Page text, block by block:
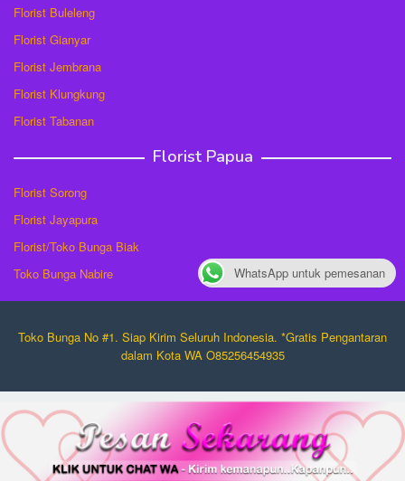
Florist Buleleng
Florist Gianyar
Florist Jembrana
Florist Klungkung
Florist Tabanan
Florist Papua
Florist Sorong
Florist Jayapura
Florist/Toko Bunga Biak
Toko Bunga Nabire
Toko Bunga No #1. Siap Kirim Seluruh Indonesia. *Gratis Pengantaran
dalam Kota WA O85256454935
WhatsApp untuk pemesanan